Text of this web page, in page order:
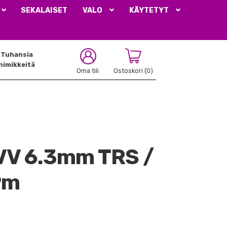
SEKALAISET VALO KÄYTETYT
Oma tili Ostoskori (0)
Tuhansia
6.3mm TRS /